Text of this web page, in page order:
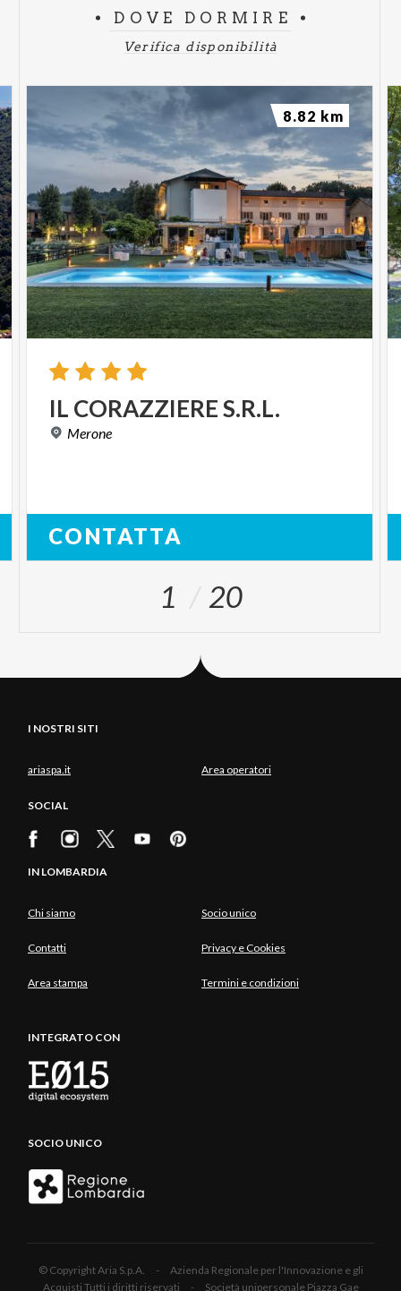
DOVE DORMIRE
Verifica disponibilità
IL CORAZZIERES.R.L.
Merone
CONTATTA
8.82 km
1 20
I NOSTRI SITI
ariaspa.it Area operatori
SOCIAL
IN LOMBARDIA
Chi siamo Socio unico
Contatti Privacy e Cookies
Area stampa Termini e condizioni
INTEGRATO CON
SOCIO UNICO
© Copyright Aria S.p.A. - Azienda Regionale per l'Innovazione e gli
Acquisti Tutti i diritti riservati - Società unipersonale Piazza Gae